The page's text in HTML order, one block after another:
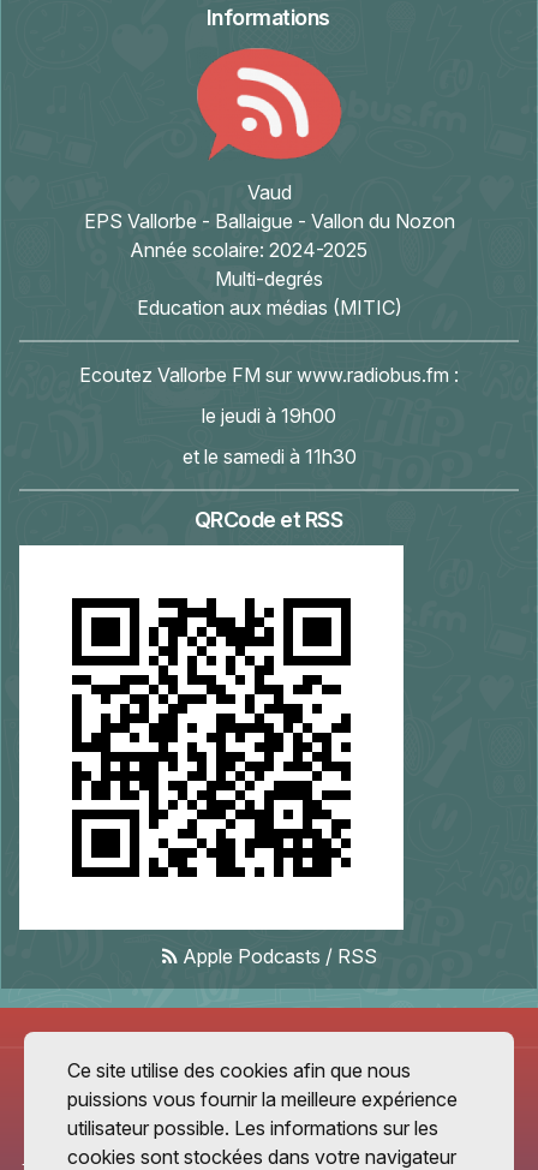
Informations
Vaud
EPS Vallorbe - Ballaigue - Vallon du Nozon
Année scolaire: 2024-2025
Multi-degrés
Education aux médias (MITIC)
Ecoutez Vallorbe FM sur www.radiobus.fm :
le jeudi à 19h00
et le samedi à 11h30
QRCode et RSS
Apple Podcasts / RSS
Ce site utilise des cookies afin que nous
puissions vous fournir la meilleure expérience
utilisateur possible. Les informations sur les
cookies sont stockées dans votre navigateur